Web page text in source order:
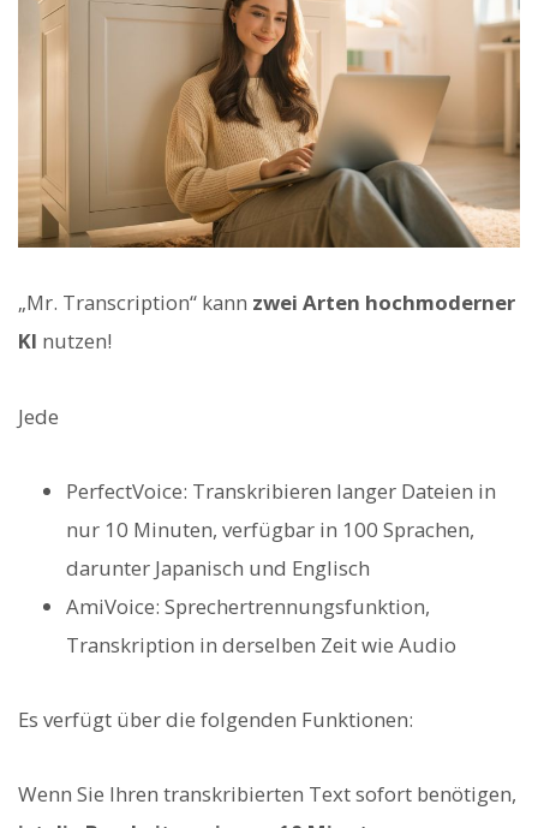
„Mr. Transcription“ kann zwei Arten hochmoderner
KI nutzen!
Jede
PerfectVoice: Transkribieren langer Dateien in
nur 10 Minuten, verfügbar in 100 Sprachen,
darunter Japanisch und Englisch
AmiVoice: Sprechertrennungsfunktion,
Transkription in derselben Zeit wie Audio
Es verfügt über die folgenden Funktionen:
Wenn Sie Ihren transkribierten Text sofort benötigen,